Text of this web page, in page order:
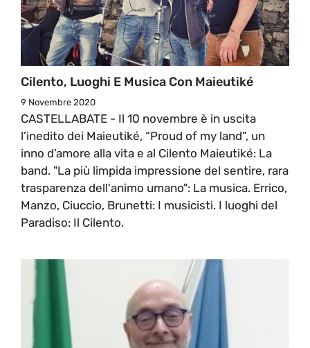
Cilento, Luoghi E Musica Con Maieutiké
9 Novembre 2020
CASTELLABATE - Il 10 novembre è in uscita
l’inedito dei Maieutiké, “Proud of my land”, un
inno d’amore alla vita e al Cilento Maieutiké: La
band. "La più limpida impressione del sentire, rara
trasparenza dell'animo umano": La musica. Errico,
Manzo, Ciuccio, Brunetti: I musicisti. I luoghi del
Paradiso: Il Cilento.